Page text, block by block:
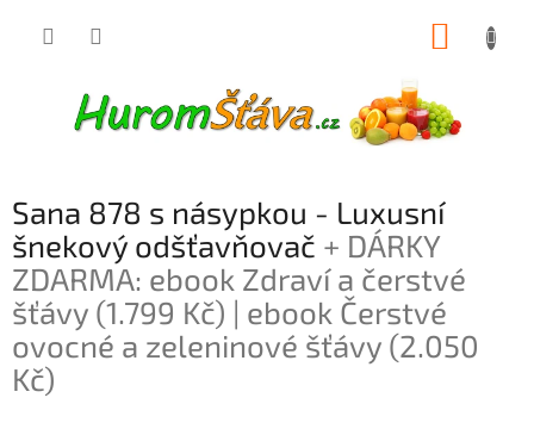
Sana 878 s násypkou - Luxusní
šnekový odšťavňovač + DÁRKY
ZDARMA: ebook Zdraví a čerstvé
šťávy (1.799 Kč) | ebook Čerstvé
ovocné a zeleninové šťávy (2.050
Kč)